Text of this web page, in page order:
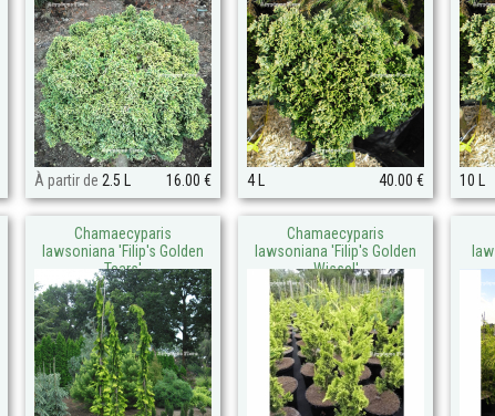
À partir de 2.5 L 16.00 € 4 L 40.00 € 10 L
Chamaecyparis
lawsoniana 'Filip's Golden
Tears'
Chamaecyparis
lawsoniana 'Filip's Golden
Wissel'